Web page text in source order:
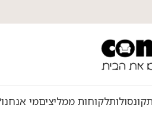
קונסולותלקוחות ממליציםמי